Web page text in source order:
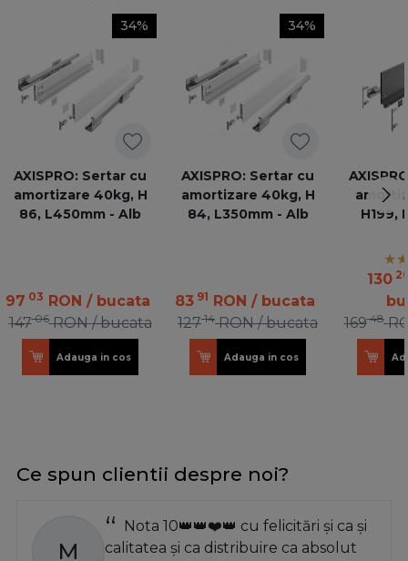
34%
AXISPRO: Sertar cu
amortizare 40kg, H
86, L450mm - Alb
97 03 RON / bucata
14706 RON / bucata
Adauga in cos
34%
AXISPRO: Sertar cu
amortizare 40kg, H
84, L350mm - Alb
83 91 RON / bucata
12714 RON / bucata
Adauga in cos
H199,
130
16948
Ce spun clientii despre noi?
M
Nota 10👑👑❤️👑 cu felicitări și ca și
calitatea și ca distribuire ca absolut